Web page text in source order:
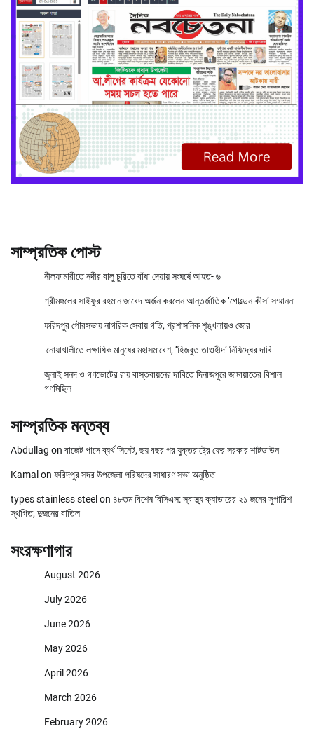
সাম্প্রতিক পোস্ট
নীলফামারীতে নদীর বালু চুরিতে বাঁধা দেয়ায় সংঘর্ষে আহত- ৬
শ্রীমঙ্গলের সাইফুর রহমান জাবেদ অর্জন করলেন আন্তর্জাতিক ‘গোল্ডেন কীস’ সম্মাননা
ফরিদপুর পৌরসভায় নাগরিক সেবায় গতি, প্রশাসনিক শৃঙ্খলায়ও জোর
নোয়াখালীতে লক্ষাধিক মানুষের মহাসমাবেশ, ‘হিজবুত তাওহীদ’ নিষিদ্ধের দাবি
জুলাই সনদ ও গণভোটের রায় বাস্তবায়নের দাবিতে দিনাজপুরে জামায়াতের বিশাল
গণমিছিল
সাম্প্রতিক মন্তব্য
Abdullag on বাজেট পাসে ব্যর্থ সিনেট, ছয় বছর পর যুক্তরাষ্ট্রে ফের সরকার শাটডাউন
Kamal on ফরিদপুর সদর উপজেলা পরিষদের সাধারণ সভা অনুষ্ঠিত
types stainless steel on ৪৮তম বিশেষ বিসিএস: স্বাস্থ্য ক্যাডারের ২১ জনের সুপারিশ
স্থগিত, দুজনের বাতিল
সংরক্ষণাগার
August 2026
July 2026
June 2026
May 2026
April 2026
March 2026
February 2026